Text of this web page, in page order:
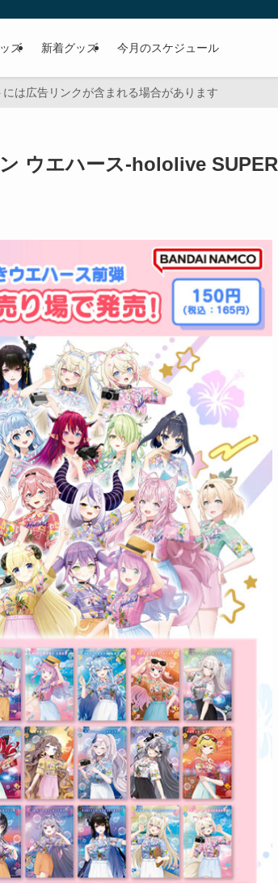
ズ 新着グッズ 今月のスケジュール
には広告リンクが含まれる場合があります
ウエハース-hololive SUPER